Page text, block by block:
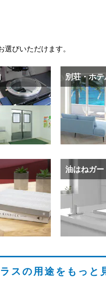
びいただけます。
別荘・ホテ
油はねガー
スの用途をもっと